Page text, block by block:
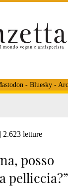
- Bluesky-
2.623 letture
posso
pelliccia?”